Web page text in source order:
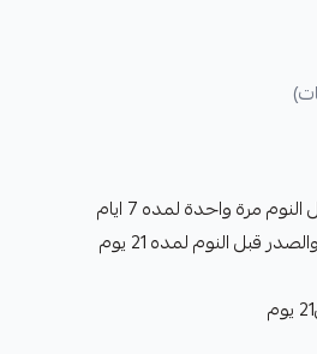
مرة واحدة لمده 7 ايام
قبل النوم لمده 21 يوم